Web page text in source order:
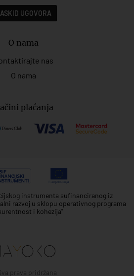
UGOVORA
O nama
nas
O nama
plaćanja
instrumenta sufinanciranog iz
razvoj u sklopu operativnog programa
i kohezija"
prava pridržana